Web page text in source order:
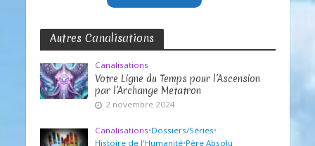
Autres Canalisations
Canalisations
Votre Ligne du Temps pour l’Ascension
par l’Archange Metatron
2 novembre 2024
Canalisations•Dossiers/Séries•
Histoire de l'Humanité•Père Absolu